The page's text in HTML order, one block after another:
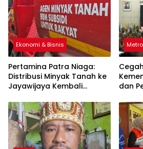
Ekonomi & Bisnis
Pertamina Patra Niaga:
Distribusi Minyak Tanah ke
Jayawijaya Kembali
Metro
dan